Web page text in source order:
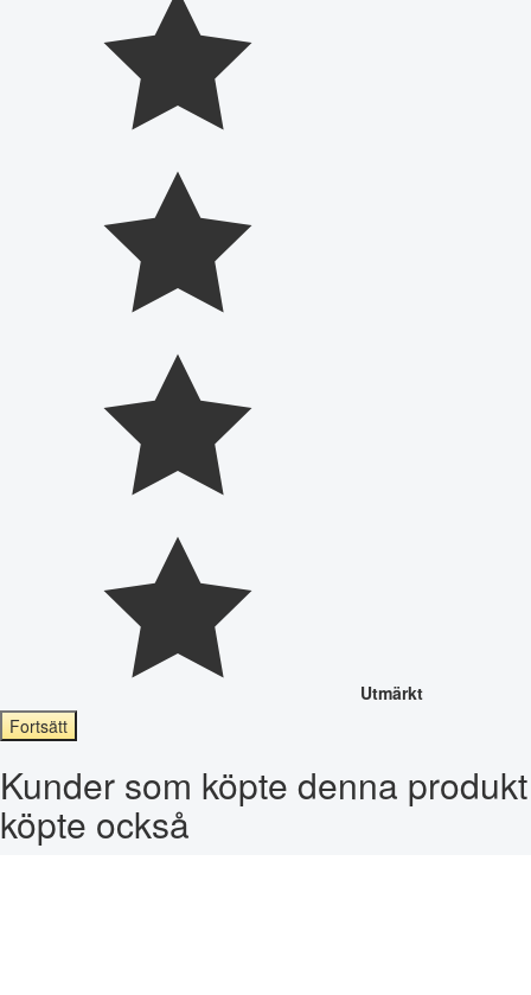
Utmärkt
Fortsätt
Kunder som köpte denna produkt
köpte också